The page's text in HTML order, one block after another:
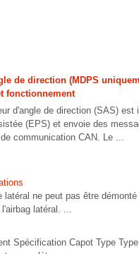
de direction (MDPS
fonctionnement
d'angle de direction (SAS) est
(EPS) et envoie des
communication CAN. Le ...
ne peut pas être
latéral. ...
Spécification Capot Type